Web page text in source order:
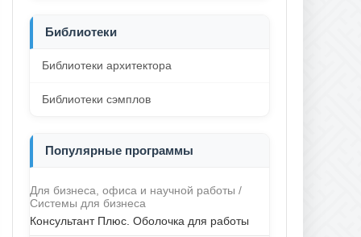
Библиотеки
Библиотеки архитектора
Библиотеки сэмплов
Популярные программы
Для бизнеса, офиса и научной работы /
Системы для бизнеса
Консультант Плюс. Оболочка для работы